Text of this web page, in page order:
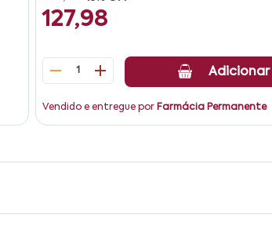
127,98
1 Adicionar
Vendido e entregue por Farmácia Permanente